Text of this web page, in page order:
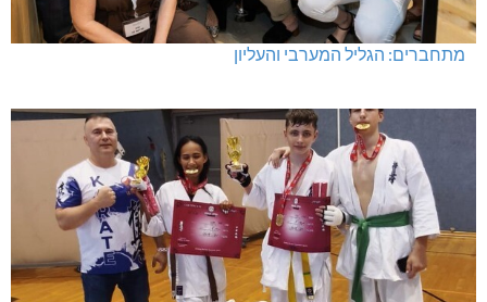
מתחברים: הגליל המערבי והעליון